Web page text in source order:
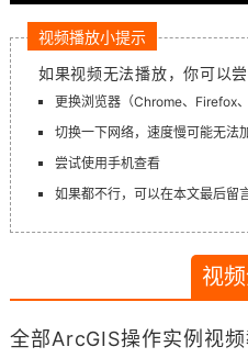
视频播放小提示
如果视频无法播放，你可以
更换浏览器（Chrome、Firefox
切换一下网络，速度慢可能无法
尝试使用手机查看
如果都不行，可以在本文最后留
视
全部ArcGIS操作实例视